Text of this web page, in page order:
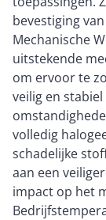
bevestiging
Mechanische
uitstekende
om ervoor te
veilig en
volledig
schadelijke
aan een
impact op het